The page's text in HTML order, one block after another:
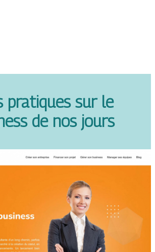
pratiques sur le
de nos jours